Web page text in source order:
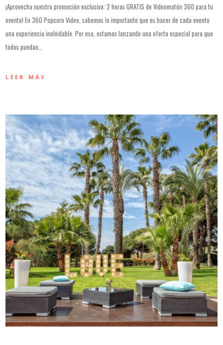
¡Aprovecha nuestra promoción exclusiva: 2 horas GRATIS de Videomatón 360 para tu
evento! En 360 Popcorn Video, sabemos lo importante que es hacer de cada evento
una experiencia inolvidable. Por eso, estamos lanzando una oferta especial para que
todos puedan…
LEER MÁS